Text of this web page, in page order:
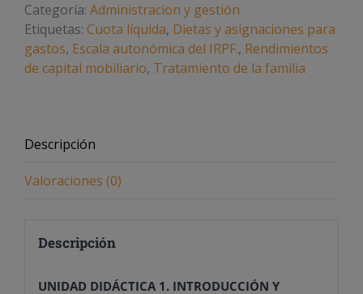
Categoría: Administracion y gestión
Etiquetas: Cuota líquida, Dietas y asignaciones para
gastos, Escala autonómica del IRPF., Rendimientos
de capital mobiliario, Tratamiento de la familia
Descripción
Valoraciones (0)
Descripción
UNIDAD DIDÁCTICA 1. INTRODUCCIÓN Y